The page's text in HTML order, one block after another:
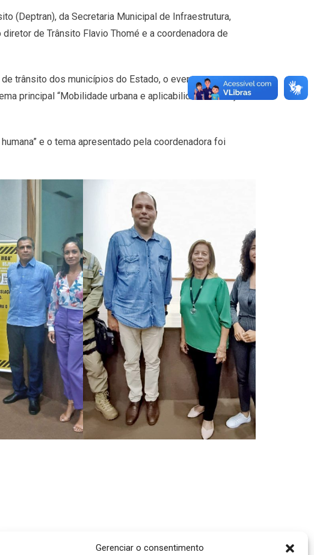
Gerenciar o consentimento
(Deptran), da Secretaria Municipal de Infraestrutura,
de Trânsito Flavio Thomé e a coordenadora de
trânsito dos municípios do Estado, o evento que
principal “Mobilidade urbana e aplicabilidade das ações
e o tema apresentado pela coordenadora foi